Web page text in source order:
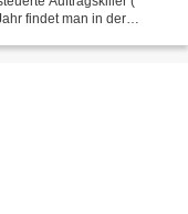
findet man in der